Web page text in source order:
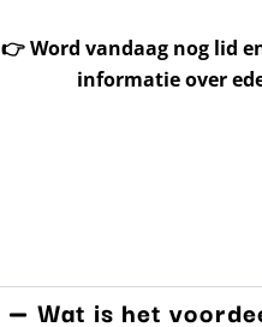
👉Word vandaag nog lid
informatie over
Wat is het